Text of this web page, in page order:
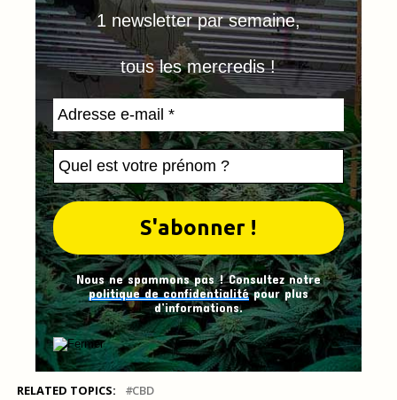
1 newsletter par semaine,
tous les mercredis !
Nous ne spammons pas ! Consultez notre
politique de confidentialitépour plus
d’informations.
RELATED TOPICS: CBD